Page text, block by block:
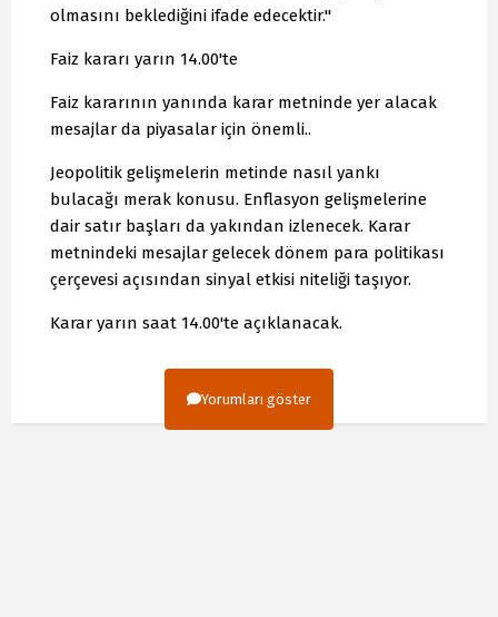
olmasını beklediğini ifade edecektir."
Faiz kararı yarın 14.00'te
Faiz kararının yanında karar metninde yer alacak
mesajlar da piyasalar için önemli..
Jeopolitik gelişmelerin metinde nasıl yankı
bulacağı merak konusu. Enflasyon gelişmelerine
dair satır başları da yakından izlenecek. Karar
metnindeki mesajlar gelecek dönem para politikası
çerçevesi açısından sinyal etkisi niteliği taşıyor.
Karar yarın saat 14.00'te açıklanacak.
Yorumları göster